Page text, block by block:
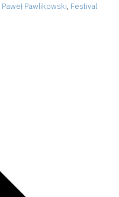
Paweł Pawlikowski, Festival